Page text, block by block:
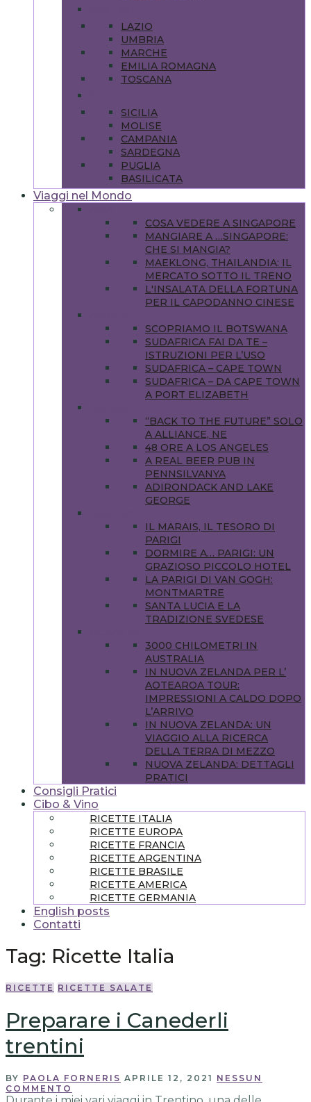
LAZIO
UMBRIA
MARCHE
EMILIA ROMAGNA
TOSCANA
SICILIA
MOLISE
CAMPANIA
SARDEGNA
PUGLIA
BASILICATA
Viaggi nel Mondo
COSA VEDERE A SINGAPORE
MANGIARE A …SINGAPORE:
CHE SI MANGIA?
MAEKLONG, THAILANDIA: IL
MERCATO SOTTO IL TRENO
L'INSALATA DELLA FORTUNA
PER IL CAPODANNO CINESE
SCOPRIAMO IL BOTSWANA
SUDAFRICA FAI DA TE –
ISTRUZIONI PER L’USO
SUDAFRICA – CAPE TOWN
SUDAFRICA – DA CAPE TOWN
A PORT ELIZABETH
“BACK TO THE FUTURE” SOLO
A ALLIANCE, NE
48 ORE A LOS ANGELES
A REAL BEER PUB IN
PENNSILVANYA
ADIRONDACK AND LAKE
GEORGE
IL MARAIS, IL TESORO DI
PARIGI
DORMIRE A… PARIGI: UN
GRAZIOSO PICCOLO HOTEL
LA PARIGI DI VAN GOGH:
MONTMARTRE
SANTA LUCIA E LA
TRADIZIONE SVEDESE
3000 CHILOMETRI IN
AUSTRALIA
IN NUOVA ZELANDA PER L’
AOTEAROA TOUR:
IMPRESSIONI A CALDO DOPO
L’ARRIVO
IN NUOVA ZELANDA: UN
VIAGGIO ALLA RICERCA
DELLA TERRA DI MEZZO
NUOVA ZELANDA: DETTAGLI
PRATICI
Consigli Pratici
Cibo & Vino
RICETTE ITALIA
RICETTE EUROPA
RICETTE FRANCIA
RICETTE ARGENTINA
RICETTE BRASILE
RICETTE AMERICA
RICETTE GERMANIA
English posts
Contatti
Tag: Ricette Italia
RICETTE RICETTE SALATE
Preparare i Canederli
trentini
BY PAOLA FORNERIS APRILE 12, 2021 NESSUN
COMMENTO